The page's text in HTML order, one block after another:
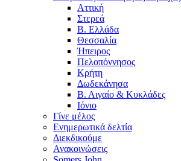
Αττική
Στερεά
Β. Ελλάδα
Θεσσαλία
Ήπειρος
Πελοπόννησος
Κρήτη
Δωδεκάνησα
Β. Αιγαίο & Κυκλάδες
Ιόνιο
Γίνε μέλος
Ενημερωτικά δελτία
Διεκδικούμε
Ανακοινώσεις